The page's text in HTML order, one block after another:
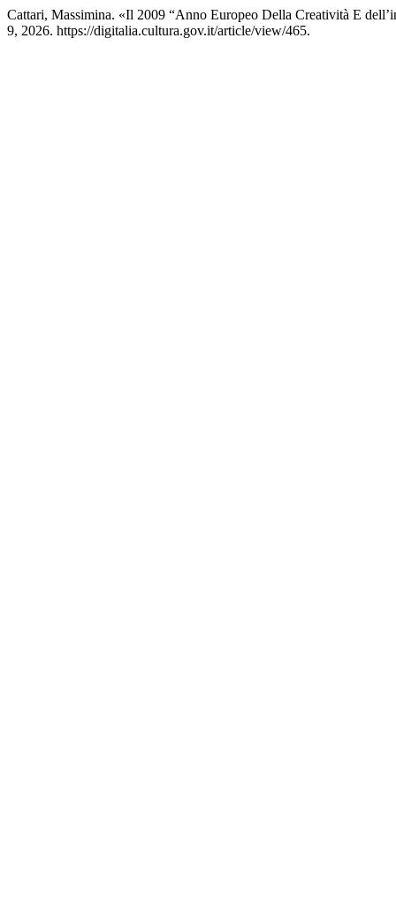
Cattari, Massimina. «Il 2009 “Anno Europeo Della Creatività E
9, 2026. https://digitalia.cultura.gov.it/article/view/465.